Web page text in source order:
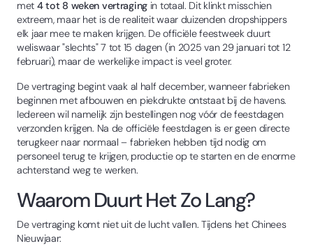
met 4 tot 8 weken vertragingin totaal. Dit klinkt misschien
extreem, maar het is de realiteit waar duizenden dropshippers
elk jaar mee te maken krijgen. De officiële feestweek duurt
weliswaar "slechts" 7 tot 15 dagen (in 2025 van 29 januari tot 12
februari), maar de werkelijke impact is veel groter.
De vertraging begint vaak al half december, wanneer fabrieken
beginnen met afbouwen en piekdrukte ontstaat bij de havens.
Iedereen wil namelijk zijn bestellingen nog vóór de feestdagen
verzonden krijgen. Na de officiële feestdagen is er geen directe
terugkeer naar normaal – fabrieken hebben tijd nodig om
personeel terug te krijgen, productie op te starten en de enorme
achterstand weg te werken.
Waarom Duurt Het Zo Lang?
De vertraging komt niet uit de lucht vallen. Tijdens het Chinees
Nieuwjaar: